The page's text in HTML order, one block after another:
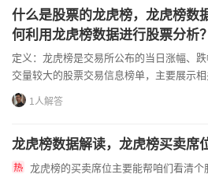
什么是股票的龙虎榜，龙虎榜数
何利用龙虎榜数据进行股票分析？
定义：龙虎榜是交易所公布的当日涨幅、
交量较大的股票交易信息榜单，主要展示
的营业部或机构等信息。龙虎榜数据反映的
1人解答
龙虎榜数据解读，龙虎榜买卖席